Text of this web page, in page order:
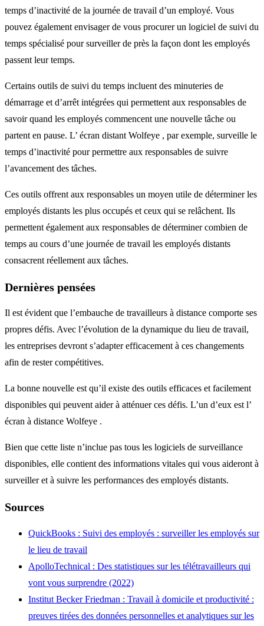
temps d’inactivité de la journée de travail d’un employé. Vous
pouvez également envisager de vous procurer un logiciel de suivi du
temps spécialisé pour surveiller de près la façon dont les employés
passent leur temps.
Certains outils de suivi du temps incluent des minuteries de
démarrage et d’arrêt intégrées qui permettent aux responsables de
savoir quand les employés commencent une nouvelle tâche ou
partent en pause. L’ écran distant Wolfeye , par exemple, surveille le
temps d’inactivité pour permettre aux responsables de suivre
l’avancement des tâches.
Ces outils offrent aux responsables un moyen utile de déterminer les
employés distants les plus occupés et ceux qui se relâchent. Ils
permettent également aux responsables de déterminer combien de
temps au cours d’une journée de travail les employés distants
consacrent réellement aux tâches.
Dernières pensées
Il est évident que l’embauche de travailleurs à distance comporte ses
propres défis. Avec l’évolution de la dynamique du lieu de travail,
les entreprises devront s’adapter efficacement à ces changements
afin de rester compétitives.
La bonne nouvelle est qu’il existe des outils efficaces et facilement
disponibles qui peuvent aider à atténuer ces défis. L’un d’eux est l’
écran à distance Wolfeye .
Bien que cette liste n’inclue pas tous les logiciels de surveillance
disponibles, elle contient des informations vitales qui vous aideront à
surveiller et à suivre les performances des employés distants.
Sources
QuickBooks : Suivi des employés : surveiller les employés sur
le lieu de travail
ApolloTechnical : Des statistiques sur les télétravailleurs qui
vont vous surprendre (2022)
Institut Becker Friedman : Travail à domicile et productivité :
preuves tirées des données personnelles et analytiques sur les